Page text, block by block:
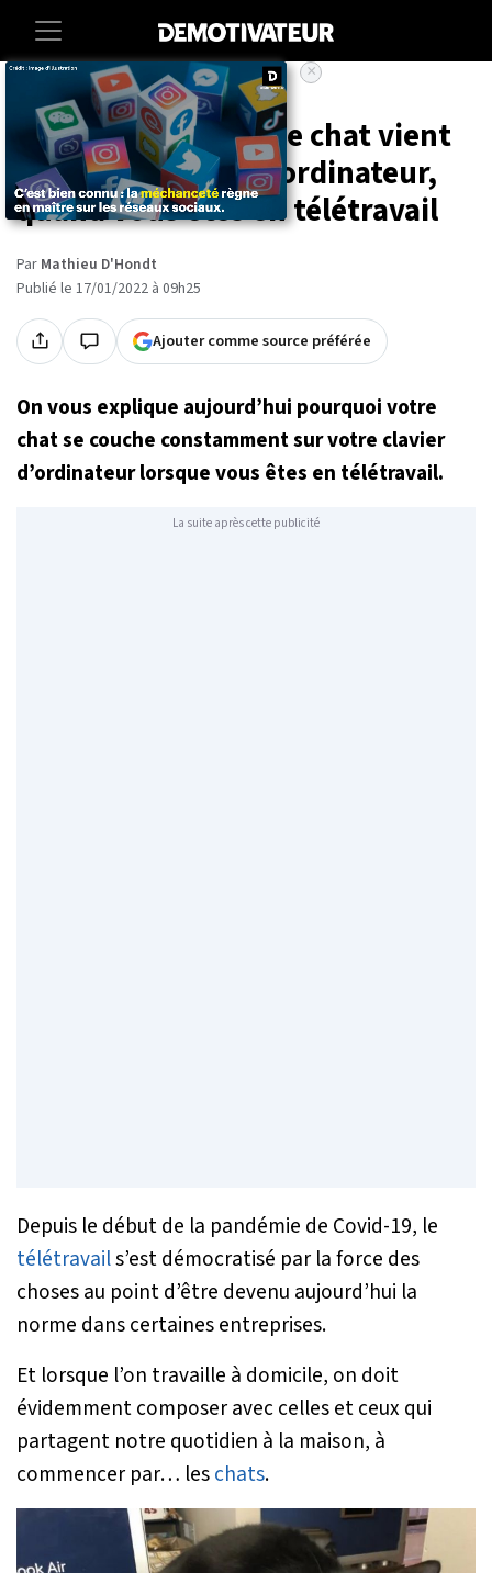
Societe Animaux
Voilà pourquoi votre chat vient
toujours sur votre ordinateur,
quand vous êtes en télétravail
Par Mathieu D'Hondt
Publié le 17/01/2022 à 09h25
Ajouter comme source préférée
On vous explique aujourd’hui pourquoi votre
chat se couche constamment sur votre clavier
d’ordinateur lorsque vous êtes en télétravail.
La suite après cette publicité
Depuis le début de la pandémie de Covid-19, le
télétravails’est démocratisé par la force des
choses au point d’être devenu aujourd’hui la
norme dans certaines entreprises.
Et lorsque l’on travaille à domicile, on doit
évidemment composer avec celles et ceux qui
partagent notre quotidien à la maison, à
commencer par… leschats.
×